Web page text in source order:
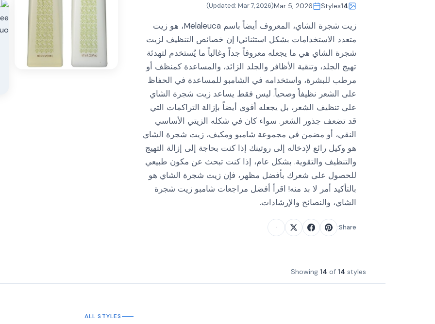
14
Styles
Mar 5, 2026
(Updated:
Mar 7, 2026
)
زيت شجرة الشاي، المعروف أيضاً باسم Melaleuca، هو زيت
متعدد الاستخدامات بشكل استثنائي! إن خصائص التنظيف لزيت
شجرة الشاي هي ما يجعله معروفاً جداً وغالباً ما يُستخدم لتهدئة
تهيج الجلد، وتنقية الأظافر والجلد الزائد، والمساعدة كمنظف أو
مرطب للبشرة، واستخدامه في الشامبو للمساعدة في الحفاظ
على الشعر نظيفاً وصحياً. ليس فقط يساعد زيت شجرة الشاي
على تنظيف الشعر، بل يجعله أقوى أيضاً بإزالة التراكمات التي
قد تضعف جذور الشعر. سواء كان في شكله الزيتي الأساسي
النقي، أو مضمن في مجموعة شامبو ومكيف، زيت شجرة الشاي
هو وكيل رائع لإدخاله إلى روتينك إذا كنت بحاجة إلى إزالة التهيج
والتنظيف والتقوية. بشكل عام، إذا كنت تبحث عن مكون طبيعي
للحصول على شعرك بأفضل مظهر، فإن زيت شجرة الشاي هو
بالتأكيد أمر لا بد منه! اقرأ أفضل مراجعات شامبو زيت شجرة
الشاي، والنصائح والإرشادات.
Share:
Showing 14 of 14 styles
ALL STYLES